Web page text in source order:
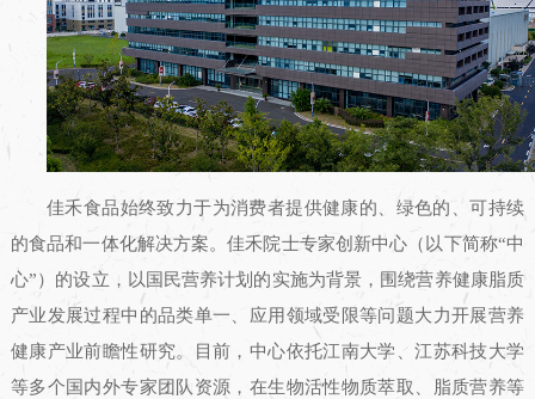
佳禾食品始终致力于为消费者提供健康的、绿色的、可持续
的食品和一体化解决方案。佳禾院士专家创新中心（以下简称“中
心”）的设立，以国民营养计划的实施为背景，围绕营养健康脂质
产业发展过程中的品类单一、应用领域受限等问题大力开展营养
健康产业前瞻性研究。目前，中心依托江南大学、江苏科技大学
等多个国内外专家团队资源，在生物活性物质萃取、脂质营养等